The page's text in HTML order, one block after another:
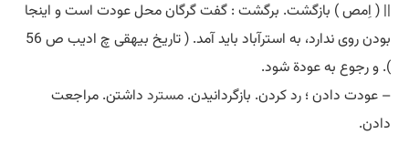
|| ( اِمص ) بازگشت. برگشت : گفت گرگان محل عودت است و اینجا
بودن روی ندارد، به استرآباد باید آمد. ( تاریخ بیهقی چ ادیب ص 56
). و رجوع به عودة شود.
– عودت دادن ؛ رد کردن. بازگردانیدن. مسترد داشتن. مراجعت
دادن.